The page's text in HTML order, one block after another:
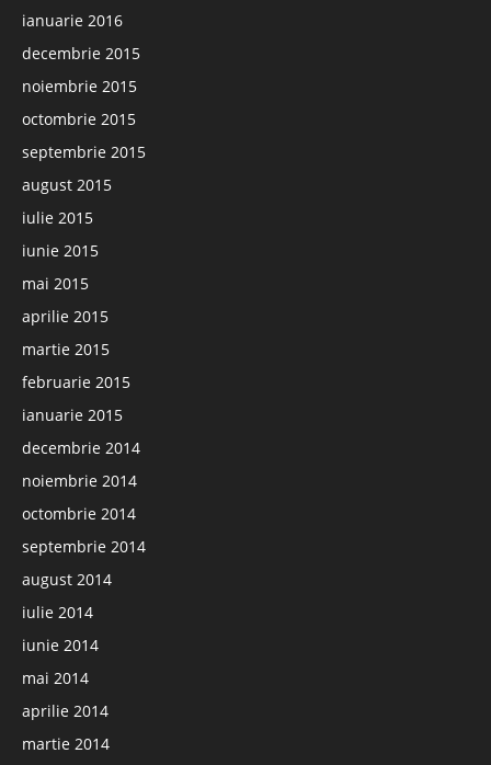
ianuarie 2016
decembrie 2015
noiembrie 2015
octombrie 2015
septembrie 2015
august 2015
iulie 2015
iunie 2015
mai 2015
aprilie 2015
martie 2015
februarie 2015
ianuarie 2015
decembrie 2014
noiembrie 2014
octombrie 2014
septembrie 2014
august 2014
iulie 2014
iunie 2014
mai 2014
aprilie 2014
martie 2014